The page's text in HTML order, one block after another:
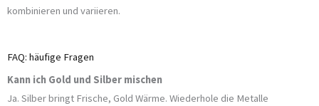
kombinieren und variieren.
FAQ: häufige Fragen
Kann ich Gold und Silber mischen
Ja. Silber bringt Frische, Gold Wärme. Wiederhole die Metalle